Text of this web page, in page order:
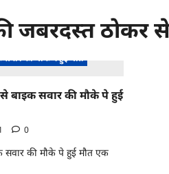
जबरदस्त ठोकर
सवार की मौके पे हुई मौत
बाइक सवार की मौके पे हुई
0
सवार की मौके पे हुई मौत एक